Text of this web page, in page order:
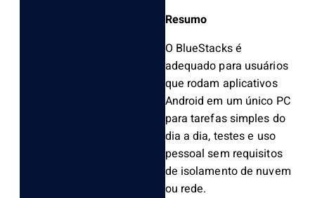
Resumo
O BlueStacks é
adequado para usuários
que rodam aplicativos
Android em um único PC
para tarefas simples do
dia a dia, testes e uso
pessoal sem requisitos
de isolamento de nuvem
ou rede.